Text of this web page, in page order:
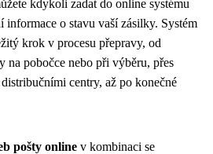
kdykoli zadat do online systému
informace o stavu vaší zásilky. Systém
krok v procesu přepravy, od
na pobočce nebo při výběru, přes
centry, až po konečné
pošty online v kombinaci se